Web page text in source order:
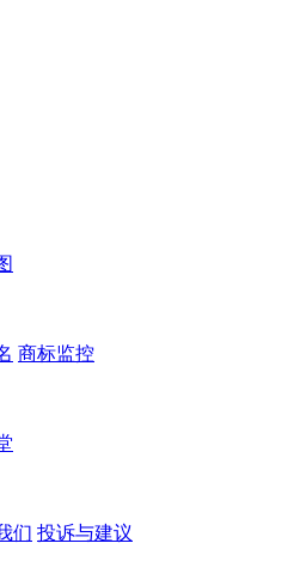
商标监控
们 投诉与建议